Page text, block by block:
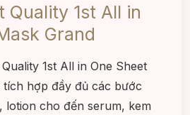
Quality 1st All in
Grand
1st All in One Sheet
tích hợp đầy đủ các bước
lotion cho đến serum, kem